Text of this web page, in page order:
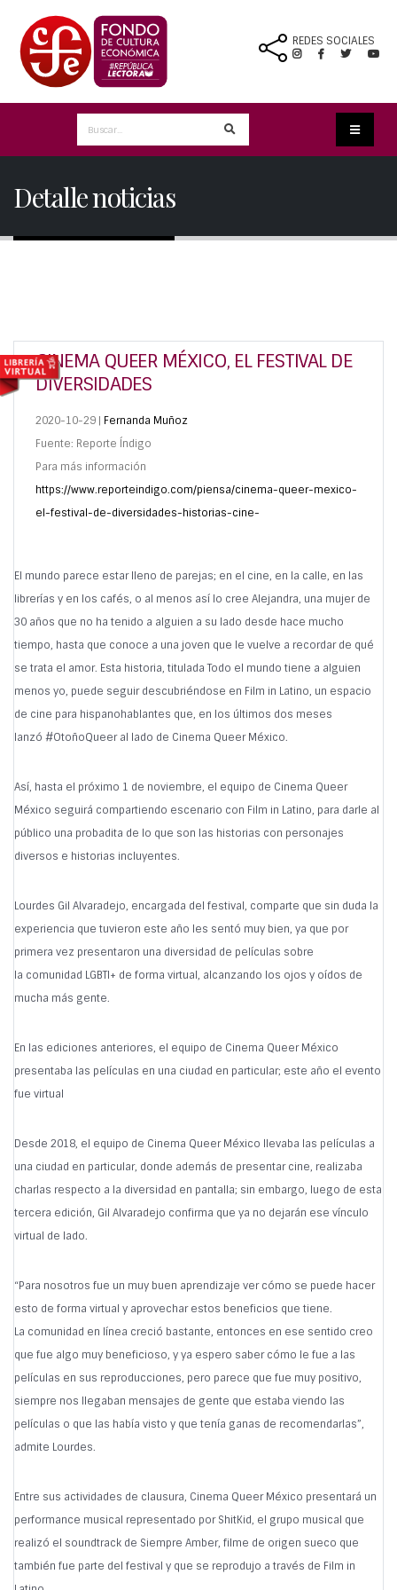
REDES SOCIALES
Detalle noticias
CINEMA QUEER MÉXICO, EL FESTIVAL DE
DIVERSIDADES
2020-10-29 | Fernanda Muñoz
Fuente: Reporte Índigo
Para más información
https://www.reporteindigo.com/piensa/cinema-queer-mexico-
el-festival-de-diversidades-historias-cine-
El mundo parece estar lleno de parejas; en el cine, en la calle, en las
librerías y en los cafés, o al menos así lo cree Alejandra, una mujer de
30 años que no ha tenido a alguien a su lado desde hace mucho
tiempo, hasta que conoce a una joven que le vuelve a recordar de qué
se trata el amor. Esta historia, titulada Todo el mundo tiene a alguien
menos yo, puede seguir descubriéndose en Film in Latino, un espacio
de cine para hispanohablantes que, en los últimos dos meses
lanzó #OtoñoQueer al lado de Cinema Queer México.
Así, hasta el próximo 1 de noviembre, el equipo de Cinema Queer
México seguirá compartiendo escenario con Film in Latino, para darle al
público una probadita de lo que son las historias con personajes
diversos e historias incluyentes.
Lourdes Gil Alvaradejo, encargada del festival, comparte que sin duda la
experiencia que tuvieron este año les sentó muy bien, ya que por
primera vez presentaron una diversidad de películas sobre
la comunidad LGBTI+ de forma virtual, alcanzando los ojos y oídos de
mucha más gente.
En las ediciones anteriores, el equipo de Cinema Queer México
presentaba las películas en una ciudad en particular; este año el evento
fue virtual
Desde 2018, el equipo de Cinema Queer México llevaba las películas a
una ciudad en particular, donde además de presentar cine, realizaba
charlas respecto a la diversidad en pantalla; sin embargo, luego de esta
tercera edición, Gil Alvaradejo confirma que ya no dejarán ese vínculo
virtual de lado.
“Para nosotros fue un muy buen aprendizaje ver cómo se puede hacer
esto de forma virtual y aprovechar estos beneficios que tiene.
La comunidad en línea creció bastante, entonces en ese sentido creo
que fue algo muy beneficioso, y ya espero saber cómo le fue a las
películas en sus reproducciones, pero parece que fue muy positivo,
siempre nos llegaban mensajes de gente que estaba viendo las
películas o que las había visto y que tenía ganas de recomendarlas”,
admite Lourdes.
Entre sus actividades de clausura, Cinema Queer México presentará un
performance musical representado por ShitKid, el grupo musical que
realizó el soundtrack de Siempre Amber, filme de origen sueco que
también fue parte del festival y que se reprodujo a través de Film in